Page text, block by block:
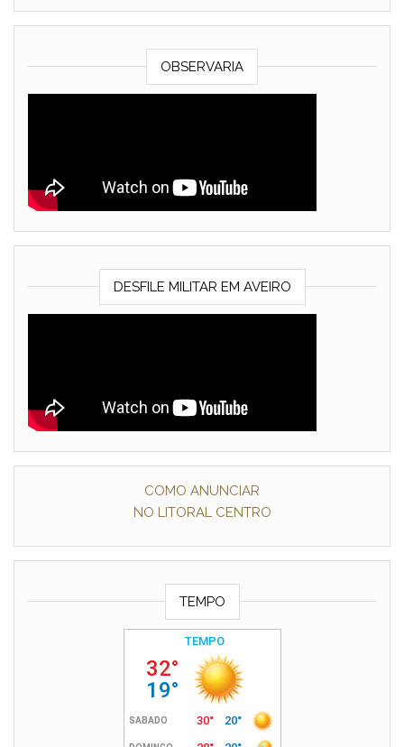
OBSERVARIA
DESFILE MILITAR EM AVEIRO
COMO ANUNCIAR
NO LITORAL CENTRO
TEMPO